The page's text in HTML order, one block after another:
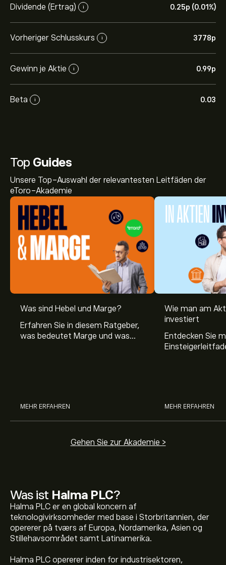
Dividende (Ertrag) i 0.25‎p‎ (0.01%)
Vorheriger Schlusskurs i 3778‎p‎
Gewinn je Aktie i 0.99‎p‎
Beta i 0.03
Was ist Halma PLC?
Halma PLC er en global koncern af
teknologivirksomheder med base i Storbritannien, der
opererer på tværs af Europa, Nordamerika, Asien og
Stillehavsområdet samt Latinamerika.
Halma PLC opererer inden for industrisektoren,
Top Guides
Unsere Top-Auswahl der relevantesten Leitfäden der
eToro-Akademie
Was sind Hebel und Marge?
Erfahren Sie in diesem Ratgeber,
was bedeutet Marge und was
MEHR ERFAHREN
Wie man am
investiert
Entdecken Sie
MEHR ERFAHREN
Gehen Sie zur Akademie >